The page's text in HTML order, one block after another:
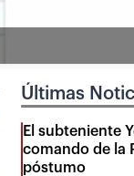
Últimas
El subteniente
comando de la
póstumo